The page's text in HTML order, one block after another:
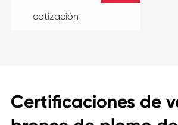
cotización
Certificaciones de